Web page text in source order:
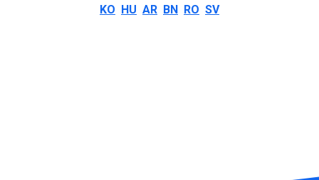
KO HU AR BN RO SV